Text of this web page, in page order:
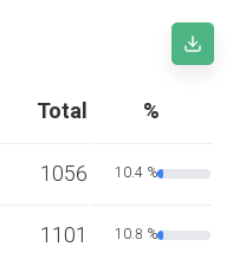
Total %
1056 10.4 %
1101 10.8 %